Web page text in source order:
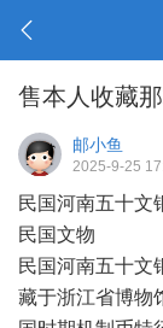
售本人收藏那
邮小鱼
2025-9-25
民国河南五十文
民国文物
民国河南五十文
藏于浙江省博物